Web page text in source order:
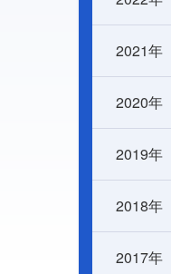
2021年
2020年
2019年
2018年
2017年